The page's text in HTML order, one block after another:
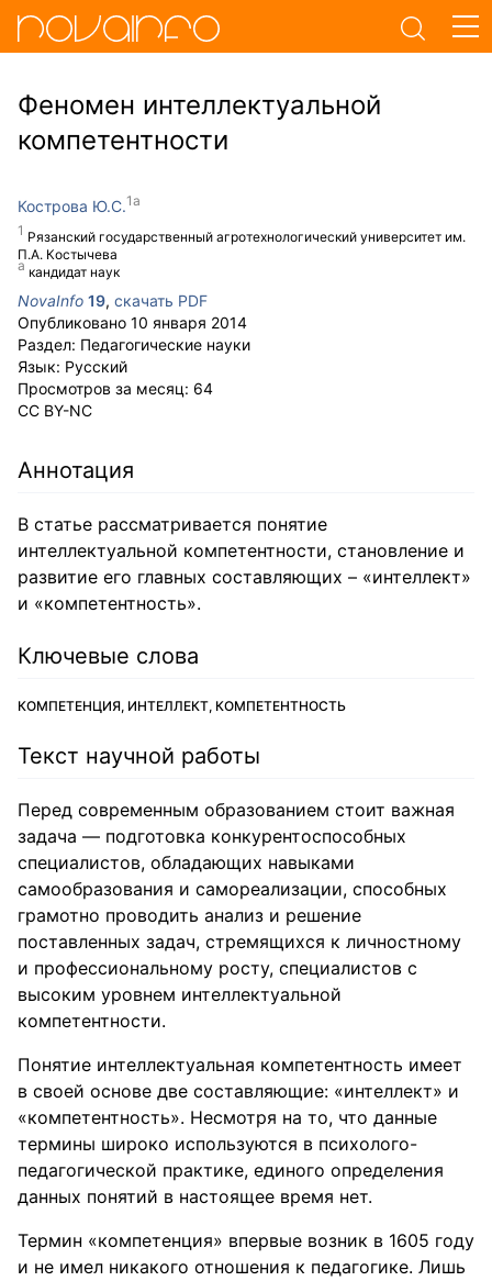
Феномен интеллектуальной
компетентности
Кострова Ю.С.
Рязанский государственный агротехнологический университет им.
П.А. Костычева
кандидат наук
NovaInfo 19, скачать PDF
Опубликовано 10 января 2014
Раздел: Педагогические науки
Язык: Русский
Просмотров за месяц: 64
CC BY-NC
Аннотация
В статье рассматривается понятие
интеллектуальной компетентности, становление и
развитие его главных составляющих – «интеллект»
и «компетентность».
Ключевые слова
КОМПЕТЕНЦИЯ, ИНТЕЛЛЕКТ, КОМПЕТЕНТНОСТЬ
Текст научной работы
Перед современным образованием стоит важная
задача — подготовка конкурентоспособных
специалистов, обладающих навыками
самообразования и самореализации, способных
грамотно проводить анализ и решение
поставленных задач, стремящихся к личностному
и профессиональному росту, специалистов с
высоким уровнем интеллектуальной
компетентности.
Понятие интеллектуальная компетентность имеет
в своей основе две составляющие: «интеллект» и
«компетентность». Несмотря на то, что данные
термины широко используются в психолого-
педагогической практике, единого определения
данных понятий в настоящее время нет.
Термин «компетенция» впервые возник в 1605 году
и не имел никакого отношения к педагогике. Лишь